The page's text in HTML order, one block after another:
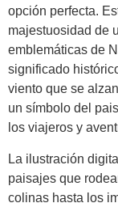
opción perfecta.
majestuosidad de
emblemáticas de
significado
viento que se
un símbolo del
los viajeros y
La ilustración
paisajes que
colinas hasta los